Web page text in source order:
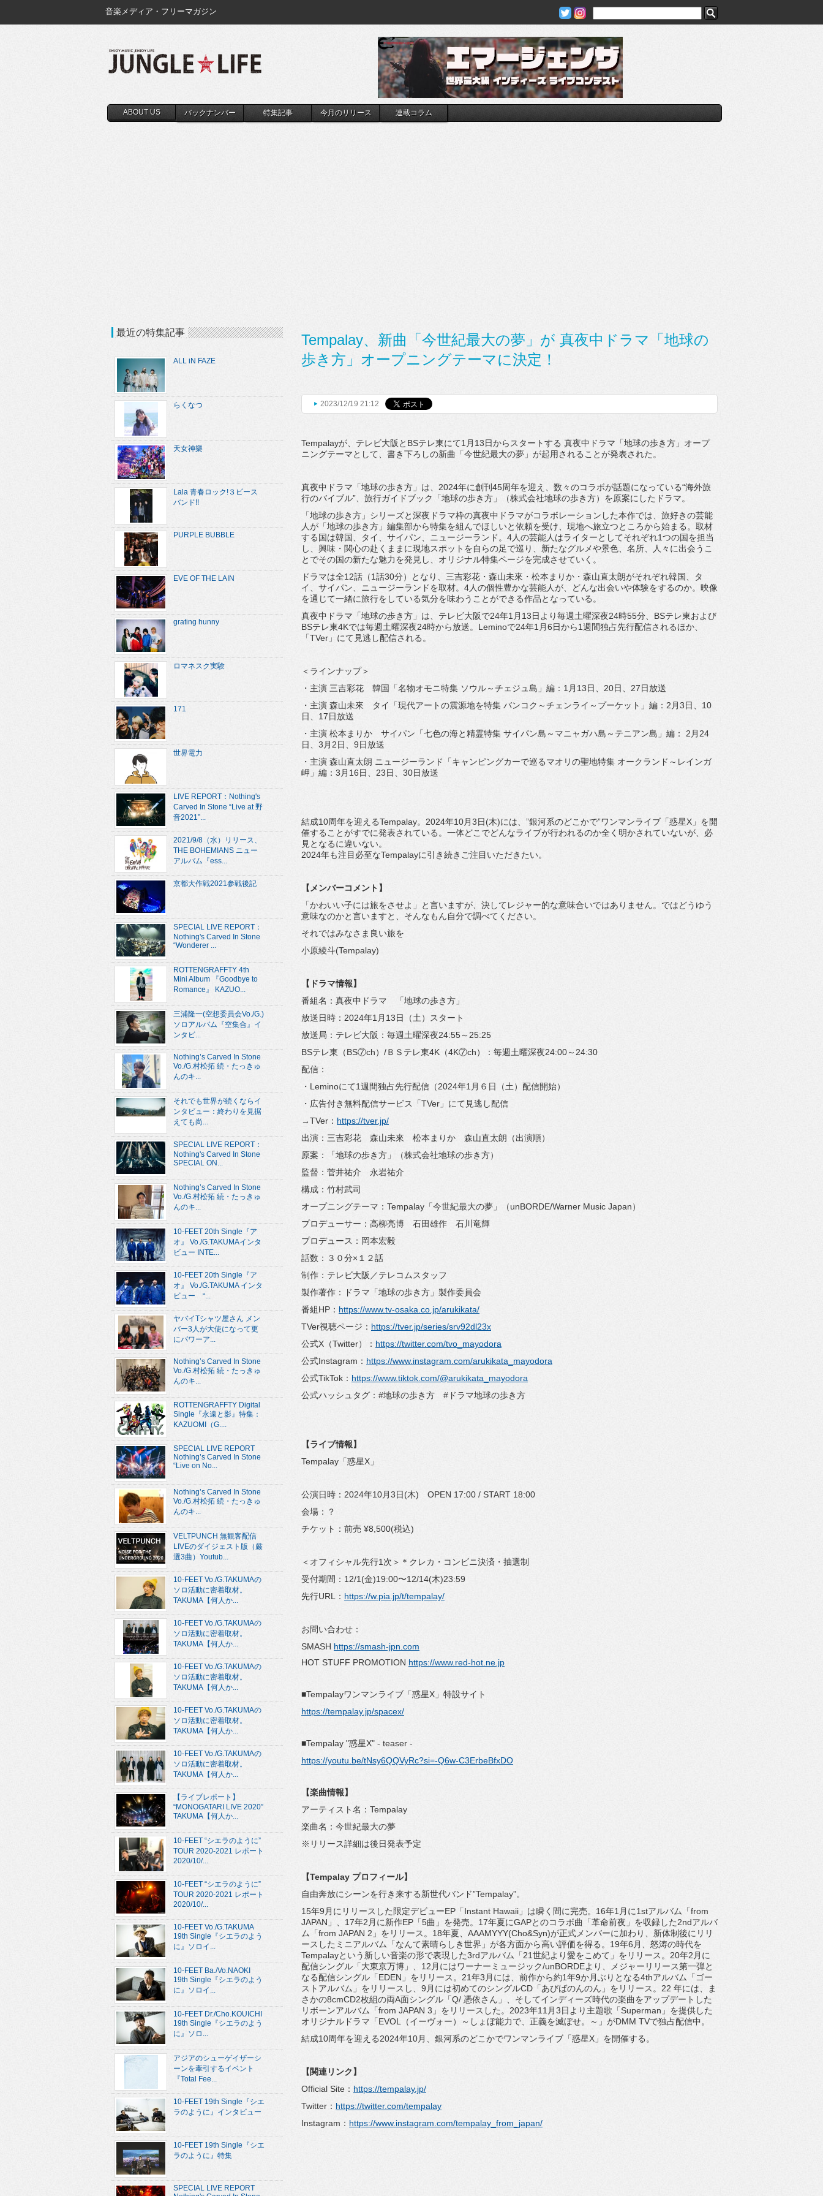
音楽メディア・フリーマガジン
ABOUT US バックナンバー 特集記事 今月のリリース 連載コラム
Tempalay、新曲「今世紀最大の夢」が 真夜中ドラマ「地球の
歩き方」オープニングテーマに決定！
2023/12/19 21:12
Tempalayが、テレビ大阪とBSテレ東にて1月13日からスタートする 真夜中ドラマ「地球の歩き方」オープ
ニングテーマとして、書き下ろしの新曲「今世紀最大の夢」が起用されることが発表された。
真夜中ドラマ「地球の歩き方」は、2024年に創刊45周年を迎え、数々のコラボが話題になっている“海外旅
行のバイブル”、旅行ガイドブック「地球の歩き方」（株式会社地球の歩き方）を原案にしたドラマ。
「地球の歩き方」シリーズと深夜ドラマ枠の真夜中ドラマがコラボレーションした本作では、旅好きの芸能
人が「地球の歩き方」編集部から特集を組んでほしいと依頼を受け、現地へ旅立つところから始まる。取材
する国は韓国、タイ、サイパン、ニュージーランド。4人の芸能人はライターとしてそれぞれ1つの国を担当
し、興味・関心の赴くままに現地スポットを自らの足で巡り、新たなグルメや景色、名所、人々に出会うこ
とでその国の新たな魅力を発見し、オリジナル特集ページを完成させていく。
ドラマは全12話（1話30分）となり、三吉彩花・森山未來・松本まりか・森山直太朗がそれぞれ韓国、タ
イ、サイパン、ニュージーランドを取材。4人の個性豊かな芸能人が、どんな出会いや体験をするのか。映像
を通じて一緒に旅行をしている気分を味わうことができる作品となっている。
真夜中ドラマ「地球の歩き方」は、テレビ大阪で24年1月13日より毎週土曜深夜24時55分、BSテレ東および
BSテレ東4Kでは毎週土曜深夜24時から放送。Leminoで24年1月6日から1週間独占先行配信されるほか、
「TVer」にて見逃し配信される。
＜ラインナップ＞
・主演 三吉彩花 韓国「名物オモニ特集 ソウル～チェジュ島」編：1月13日、20日、27日放送
・主演 森山未來 タイ「現代アートの震源地を特集 バンコク～チェンライ～プーケット」編：2月3日、10
日、17日放送
・主演 松本まりか サイパン「七色の海と精霊特集 サイパン島～マニャガハ島～テニアン島」編： 2月24
日、3月2日、9日放送
・主演 森山直太朗 ニュージーランド「キャンピングカーで巡るマオリの聖地特集 オークランド～レインガ
岬」編：3月16日、23日、30日放送
結成10周年を迎えるTempalay。2024年10月3日(木)には、”銀河系のどこかで”ワンマンライブ「惑星X」を開
催することがすでに発表されている。一体どこでどんなライブが行われるのか全く明かされていないが、必
見となるに違いない。
2024年も注目必至なTempalayに引き続きご注目いただきたい。
【メンバーコメント】
「かわいい子には旅をさせよ」と言いますが、決してレジャー的な意味合いではありません。ではどうゆう
意味なのかと言いますと、そんなもん自分で調べてください。
それではみなさま良い旅を
小原綾斗(Tempalay)
【ドラマ情報】
番組名：真夜中ドラマ 「地球の歩き方」
放送日時：2024年1月13日（土）スタート
放送局：テレビ大阪：毎週土曜深夜24:55～25:25
BSテレ東（BS⑦ch）/ＢＳテレ東4K（4K⑦ch）：毎週土曜深夜24:00～24:30
配信：
・Leminoにて1週間独占先行配信（2024年1月６日（土）配信開始）
・広告付き無料配信サービス「TVer」にて見逃し配信
→TVer： https://tver.jp/
出演：三吉彩花 森山未來 松本まりか 森山直太朗（出演順）
原案：「地球の歩き方」（株式会社地球の歩き方）
監督：菅井祐介 永岩祐介
構成：竹村武司
オープニングテーマ：Tempalay「今世紀最大の夢」（unBORDE/Warner Music Japan）
プロデューサー：高柳亮博 石田雄作 石川竜輝
プロデュース：岡本宏毅
話数：３０分×１２話
制作：テレビ大阪／テレコムスタッフ
製作著作：ドラマ「地球の歩き方」製作委員会
番組HP： https://www.tv-osaka.co.jp/arukikata/
TVer視聴ページ： https://tver.jp/series/srv92dl23x
公式X（Twitter）： https://twitter.com/tvo_mayodora
公式Instagram： https://www.instagram.com/arukikata_mayodora
公式TikTok： https://www.tiktok.com/@arukikata_mayodora
公式ハッシュタグ：#地球の歩き方 #ドラマ地球の歩き方
【ライブ情報】
Tempalay「惑星X」
公演日時：2024年10月3日(木) OPEN 17:00 / START 18:00
会場：？
チケット：前売 ¥8,500(税込)
＜オフィシャル先行1次＞＊クレカ・コンビニ決済・抽選制
受付期間：12/1(金)19:00〜12/14(木)23:59
先行URL： https://w.pia.jp/t/tempalay/
お問い合わせ：
SMASH https://smash-jpn.com
HOT STUFF PROMOTION https://www.red-hot.ne.jp
■Tempalayワンマンライブ「惑星X」特設サイト
https://tempalay.jp/spacex/
■Tempalay "惑星X" - teaser -
https://youtu.be/tNsy6QQVyRc?si=-Q6w-C3ErbeBfxDO
【楽曲情報】
アーティスト名：Tempalay
楽曲名：今世紀最大の夢
※リリース詳細は後日発表予定
【Tempalay プロフィール】
自由奔放にシーンを行き来する新世代バンド”Tempalay”。
15年9月にリリースした限定デビューEP「Instant Hawaii」は瞬く間に完売。16年1月に1stアルバム「from
JAPAN」、17年2月に新作EP「5曲」を発売。17年夏にGAPとのコラボ曲「革命前夜」を収録した2ndアルバ
ム「from JAPAN 2」をリリース。18年夏、AAAMYYY(Cho&Syn)が正式メンバーに加わり、新体制後にリリ
ースしたミニアルバム「なんて素晴らしき世界」が各方面から高い評価を得る。19年6月、怒涛の時代を
Tempalayという新しい音楽の形で表現した3rdアルバム「21世紀より愛をこめて」をリリース。20年2月に
配信シングル「大東京万博」、12月にはワーナーミュージック/unBORDEより、メジャーリリース第一弾と
なる配信シングル「EDEN」をリリース。21年3月には、前作から約1年9か月ぶりとなる4thアルバム「ゴー
ストアルバム」をリリースし、9月には初めてのシングルCD「あびばのんのん」をリリース。22 年には、ま
さかの8cmCD2枚組の両A面シングル「Q/ 憑依さん」、そしてインディーズ時代の楽曲をアップデートした
リボーンアルバム「from JAPAN 3」をリリースした。2023年11月3日より主題歌「Superman」を提供した
オリジナルドラマ「EVOL（イーヴォー）～しょぼ能力で、正義を滅ぼせ。～」がDMM TVで独占配信中。
結成10周年を迎える2024年10月、銀河系のどこかでワンマンライブ「惑星X」を開催する。
【関連リンク】
Official Site： https://tempalay.jp/
Twitter： https://twitter.com/tempalay
Instagram： https://www.instagram.com/tempalay_from_japan/
最近の特集記事
ALL iN FAZE
らくなつ
天女神樂
Lala 青春ロック!３ピース
バンド!!
PURPLE BUBBLE
EVE OF THE LAIN
grating hunny
ロマネスク実験
171
世界電力
LIVE REPORT：Nothing's
Carved In Stone “Live at 野
音2021”...
2021/9/8（水）リリース、
THE BOHEMIANS ニュー
アルバム『ess...
京都大作戦2021参戦後記
SPECIAL LIVE REPORT：
Nothing's Carved In Stone
“Wonderer ...
ROTTENGRAFFTY 4th
Mini Album 『Goodbye to
Romance』 KAZUO...
三浦隆一(空想委員会Vo./G.)
ソロアルバム『空集合』イ
ンタビ...
Nothing’s Carved In Stone
Vo./G.村松拓 続・たっきゅ
んのキ...
それでも世界が続くならイ
ンタビュー：終わりを見据
えても尚...
SPECIAL LIVE REPORT：
Nothing's Carved In Stone
SPECIAL ON...
Nothing’s Carved In Stone
Vo./G.村松拓 続・たっきゅ
んのキ...
10-FEET 20th Single『ア
オ』 Vo./G.TAKUMAインタ
ビュー INTE...
10-FEET 20th Single『ア
オ』 Vo./G.TAKUMA インタ
ビュー “...
ヤバイTシャツ屋さん メン
バー3人が大使になって更
にパワーア...
Nothing’s Carved In Stone
Vo./G.村松拓 続・たっきゅ
んのキ...
ROTTENGRAFFTY Digital
Single『永遠と影』特集：
KAZUOMI（G....
SPECIAL LIVE REPORT
Nothing’s Carved In Stone
“Live on No...
Nothing’s Carved In Stone
Vo./G.村松拓 続・たっきゅ
んのキ...
VELTPUNCH 無観客配信
LIVEのダイジェスト版（厳
選3曲）Youtub...
10-FEET Vo./G.TAKUMAの
ソロ活動に密着取材。
TAKUMA【何人か...
10-FEET Vo./G.TAKUMAの
ソロ活動に密着取材。
TAKUMA【何人か...
10-FEET Vo./G.TAKUMAの
ソロ活動に密着取材。
TAKUMA【何人か...
10-FEET Vo./G.TAKUMAの
ソロ活動に密着取材。
TAKUMA【何人か...
10-FEET Vo./G.TAKUMAの
ソロ活動に密着取材。
TAKUMA【何人か...
【ライブレポート】
“MONOGATARI LIVE 2020”
TAKUMA【何人か...
10-FEET “シエラのように”
TOUR 2020-2021 レポート
2020/10/...
10-FEET “シエラのように”
TOUR 2020-2021 レポート
2020/10/...
10-FEET Vo./G.TAKUMA
19th Single『シエラのよう
に』ソロイ...
10-FEET Ba./Vo.NAOKI
19th Single『シエラのよう
に』ソロイ...
10-FEET Dr./Cho.KOUICHI
19th Single『シエラのよう
に』ソロ...
アジアのシューゲイザーシ
ーンを牽引するイベント
『Total Fee...
10-FEET 19th Single『シエ
ラのように』インタビュー
10-FEET 19th Single『シエ
ラのように』特集
SPECIAL LIVE REPORT